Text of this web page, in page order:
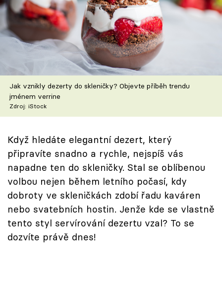
TV Program
Škola vaření
Recepty z TV
Speciál: Cuketa
Těhotnej kuchař
Sledujte prima+
Přihlášení
Sledujte nás
Jak vznikly dezerty do skleničky? Objevte příběh trendu
jménem verrine
Zdroj: iStock
Když hledáte elegantní dezert, který
připravíte snadno a rychle, nejspíš vás
napadne ten do skleničky. Stal se oblíbenou
volbou nejen během letního počasí, kdy
dobroty ve skleničkách zdobí řadu kaváren
nebo svatebních hostin. Jenže kde se vlastně
tento styl servírování dezertu vzal? To se
dozvíte právě dnes!